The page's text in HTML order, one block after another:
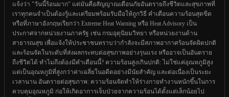
แจ้งว่า "วันนี้ร้อนมาก" แต่มันคือสัญญาณเตือนภัยอันตรายถึงชีวิตและสุขภาพที่
เราทุกคนจำเป็นต้องรู้และเตรียมพร้อมรับมือให้ถูกวิธี คำเตือนความร้อนสุดขีด
หรือที่ภาษาอังกฤษเรียกว่า Extreme Heat Warning หรือ Heat Advisory เป็น
ประกาศจากหน่วยงานภาครัฐ เช่น กรมอุตุนิยมวิทยา หรือหน่วยงานด้าน
สาธารณสุข เพื่อแจ้งให้ประชาชนทราบว่ากำลังจะมีสภาพอากาศร้อนจัดผิดปกติ
และร้อนจัดในระดับที่ส่งผลกระทบต่อสุขภาพอย่างรุนแรง หรืออาจเป็นอันตราย
ถึงชีวิตได้ ทำไมถึงต้องมีคำเตือนนี้? ความร้อนสูงเกินปกติ: ไม่ใช่แค่อุณหภูมิสูง
แต่เป็นอุณหภูมิที่สูงกว่าค่าเฉลี่ยในอดีตอย่างมีนัยสำคัญ และต่อเนื่องเป็นระยะ
เวลานาน อันตรายต่อสุขภาพ: ความร้อนจัดทำให้ร่างกายทำงานหนักขึ้นในการ
ควบคุมอุณหภูมิ ก่อให้เกิดอาการเจ็บป่วยจากความร้อนได้ตั้งแต่เล็กน้อยไป